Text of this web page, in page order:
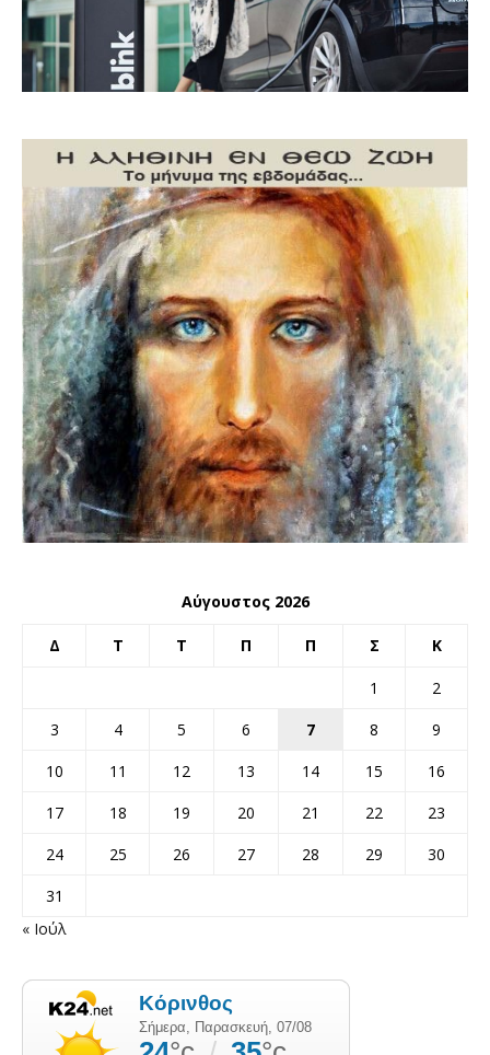
Αύγουστος 2026
Δ Τ Τ Π Π Σ Κ
1
2
3
4 5 6 7 8
9
10
11 12 13 14 15
16
17
18 19 20 21 22
23
24
25 26 27 28 29
30
31
« Ιούλ